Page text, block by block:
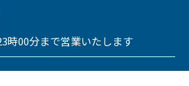
時00分まで営業いたします